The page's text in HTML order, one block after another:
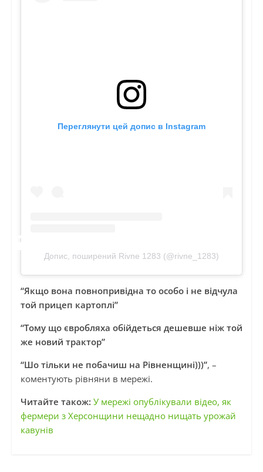
Переглянути цей допис в Instagram
Допис, поширений Rivne 1283 (@rivne_1283)
“Якщо вона повнопривідна то особо і не відчула
той прицеп картоплі”
“Тому що євробляха обійдеться дешевше ніж той
же новий трактор”
“Шо тільки не побачиш на Рівненщині)))”, –
коментують рівняни в мережі.
Читайте також: У мережі опублікували відео, як
фермери з Херсонщини нещадно нищать урожай
кавунів